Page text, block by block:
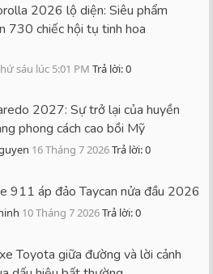
2026 lộ diện: Siêu phẩm
730 chiếc hội tụ tinh hoa
sáu lúc 5:01 PM Trả lời: 0
2027: Sự trở lại của huyền
phong cách cao bồi Mỹ
16 Tháng 7 2026Trả lời: 0
911 áp đảo Taycan nửa đầu 2026
10 Tháng 7 2026Trả lời: 0
Toyota giữa đường và lời cảnh